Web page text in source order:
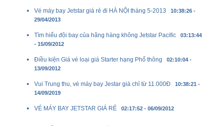
Vé máy bay Jetstar giá rẻ đi HÀ NỘI tháng 5-2013 10:38:26 -
29/04/2013
Tìm hiểu đội bay của hãng hàng không Jetstar Pacific 03:13:44
- 15/09/2012
Điều kiện Giá vé loại giá Starter hạng Phổ thông 02:10:04 -
13/09/2012
Vui Trung thu, vé máy bay Jestar giá chỉ từ 11.000Đ 10:38:21 -
14/09/2019
VÉ MÁY BAY JETSTAR GIÁ RẺ 02:17:52 - 06/09/2012